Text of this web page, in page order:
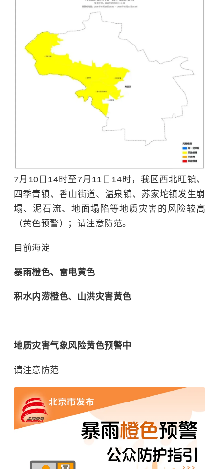
7月10日14时至7月11日14时，我区西北旺镇、
四季青镇、香山街道、温泉镇、苏家坨镇发生崩
塌、泥石流、地面塌陷等地质灾害的风险较高
（黄色预警）；请注意防范。
目前海淀
暴雨橙色、雷电黄色
积水内涝橙色、 山洪灾害黄色
地质灾害气象风险黄色预警中
请注意防范